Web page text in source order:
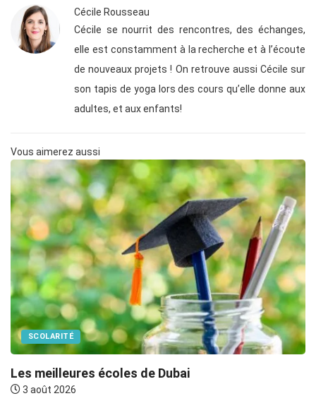
Cécile Rousseau
Cécile se nourrit des rencontres, des échanges,
elle est constamment à la recherche et à l’écoute
de nouveaux projets ! On retrouve aussi Cécile sur
son tapis de yoga lors des cours qu’elle donne aux
adultes, et aux enfants!
Vous aimerez aussi
SCOLARITÉ
Les meilleures écoles de Dubai
3 août 2026